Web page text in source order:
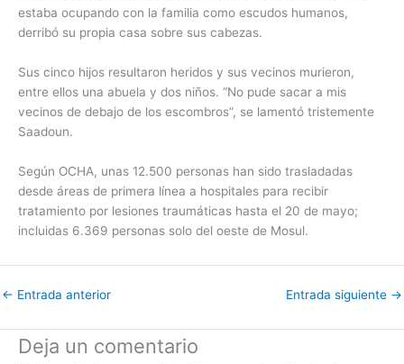
estaba ocupando con la familia como escudos humanos,
derribó su propia casa sobre sus cabezas.
Sus cinco hijos resultaron heridos y sus vecinos murieron,
entre ellos una abuela y dos niños. “No pude sacar a mis
vecinos de debajo de los escombros”, se lamentó tristemente
Saadoun.
Según OCHA, unas 12.500 personas han sido trasladadas
desde áreas de primera línea a hospitales para recibir
tratamiento por lesiones traumáticas hasta el 20 de mayo;
incluidas 6.369 personas solo del oeste de Mosul.
← Entrada anterior Entrada siguiente →
Deja un comentario